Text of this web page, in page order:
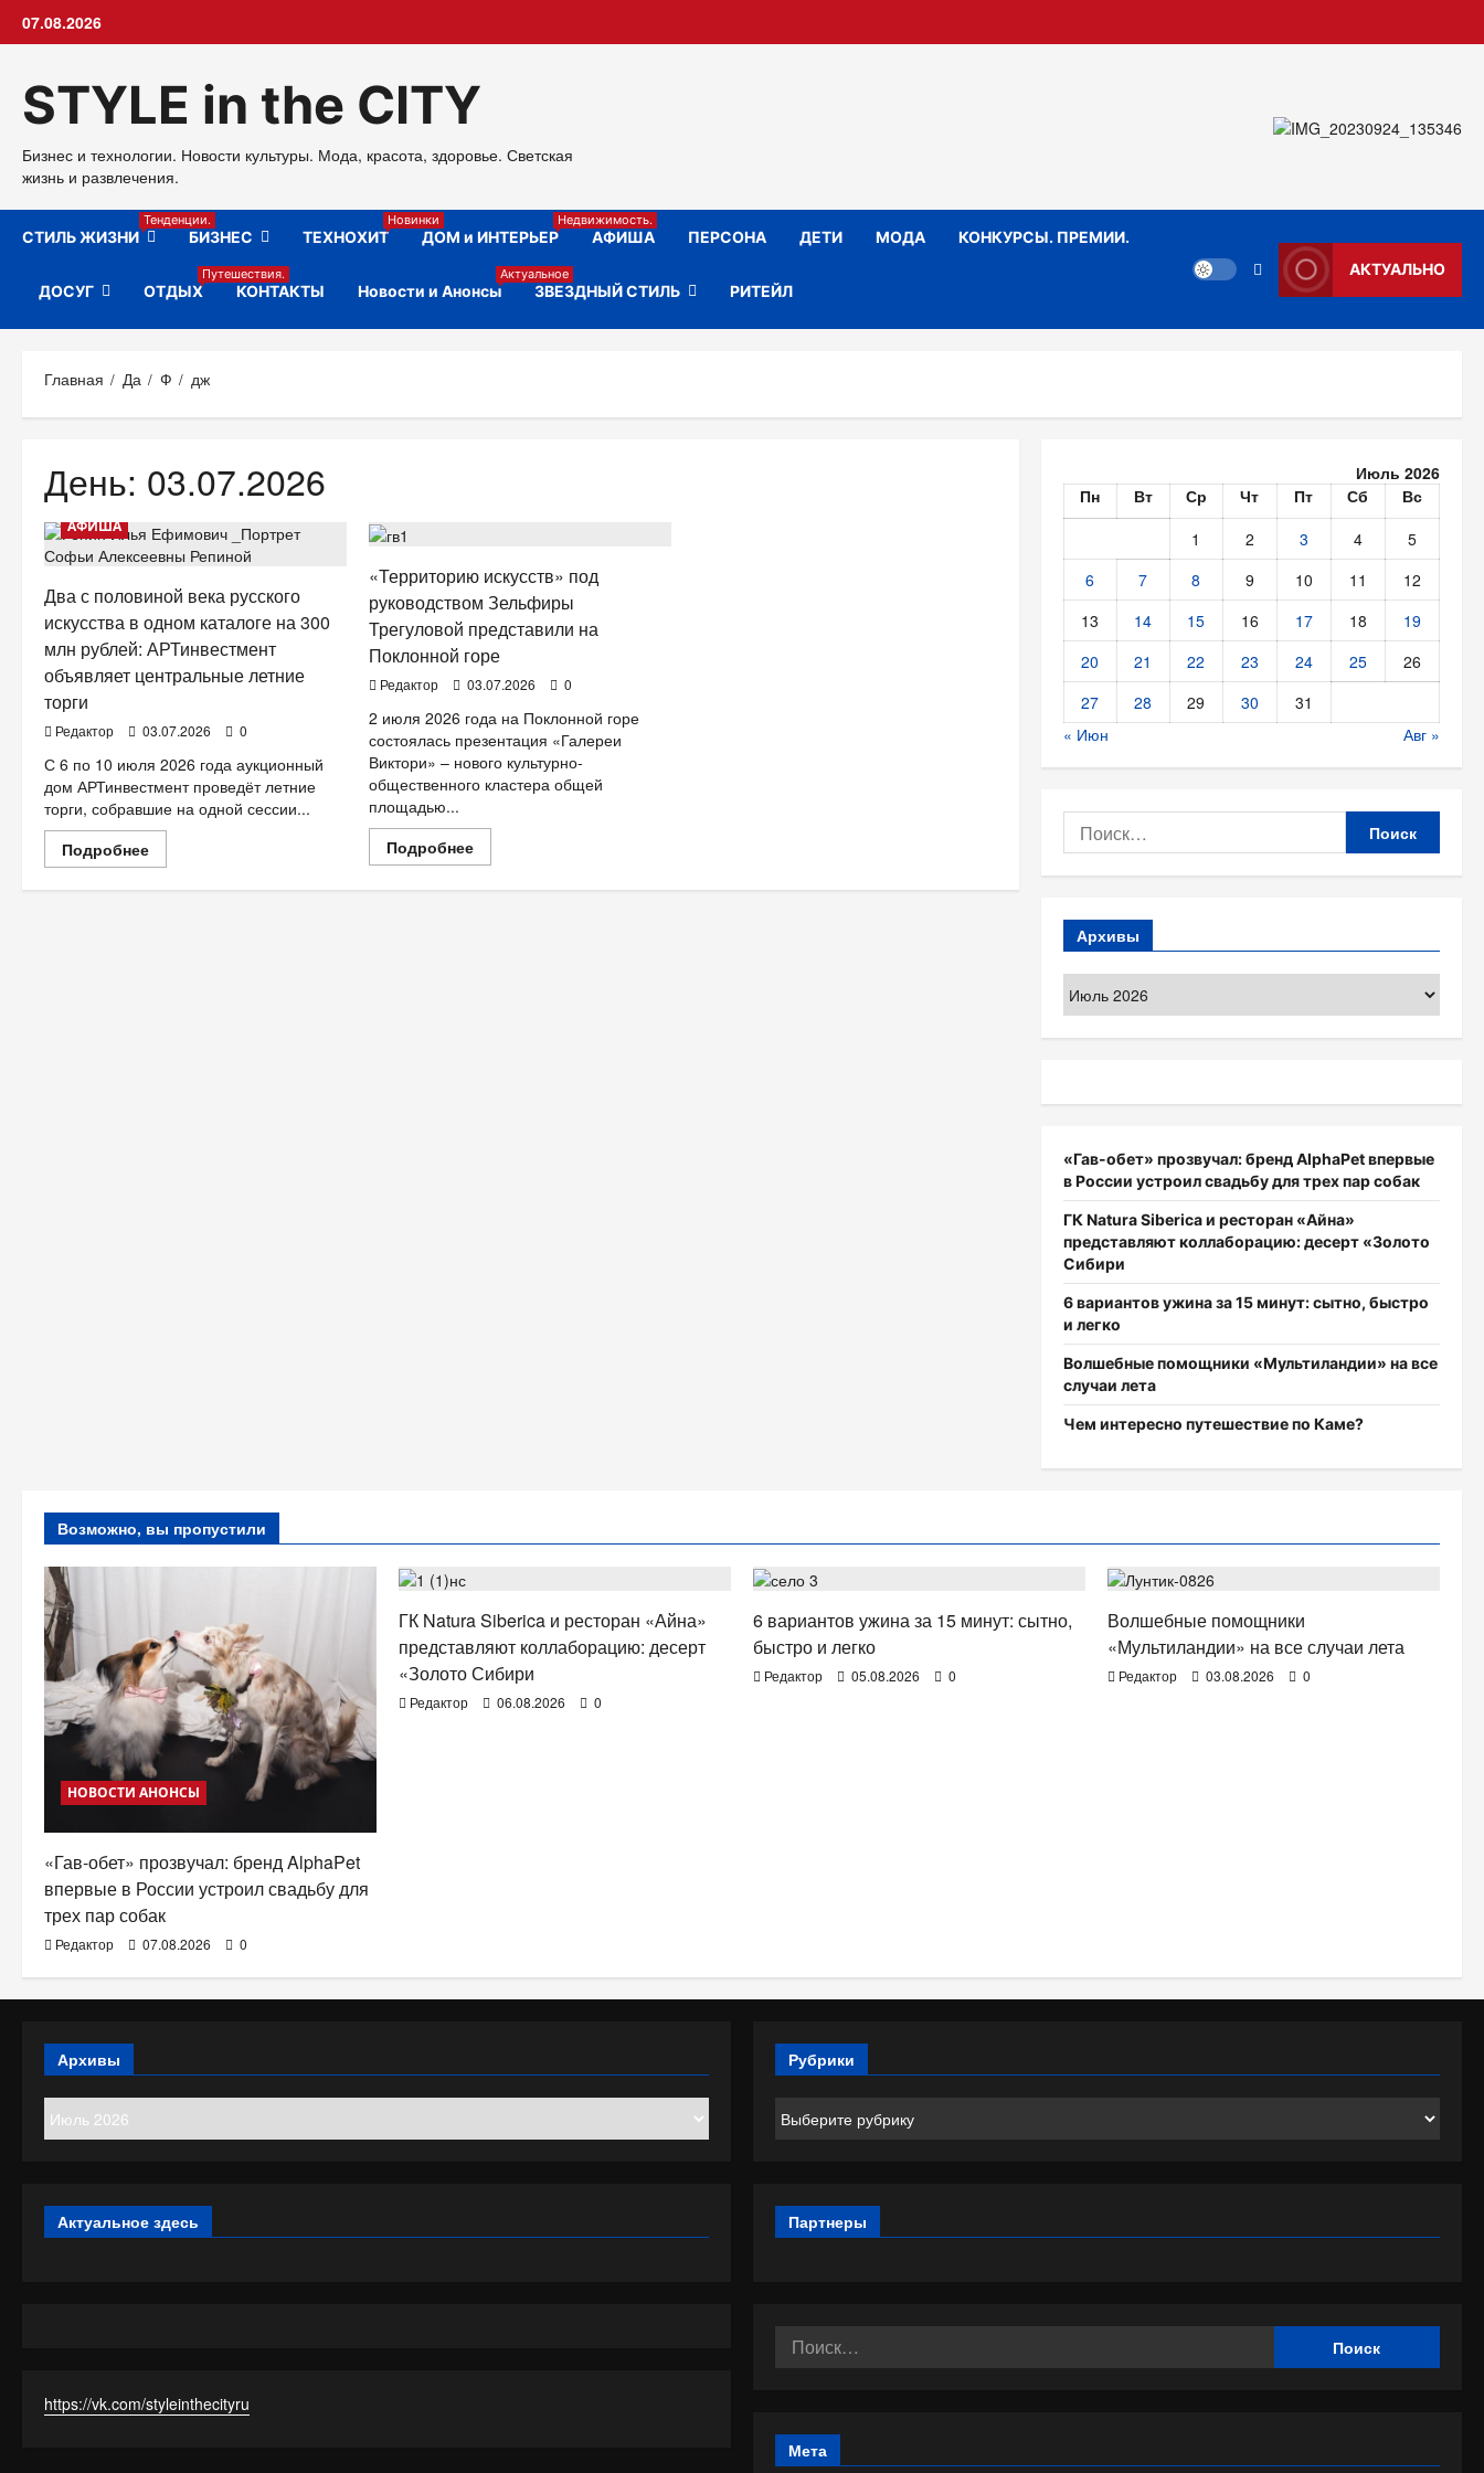
07.08.2026
STYLE in the CITY
Бизнес и технологии. Новости культуры. Мода, красота, здоровье. Светская
жизнь и развлечения.
СТИЛЬ ЖИЗНИ
Тенденции.
БИЗНЕС ТЕХНОХИТ
Новинки
ДОМ и ИНТЕРЬЕР
Недвижимость.
АФИША ПЕРСОНА ДЕТИ МОДА КОНКУРСЫ. ПРЕМИИ.
ДОСУГ ОТДЫХ
Путешествия.
КОНТАКТЫ Новости и Анонсы
Актуальное
ЗВЕЗДНЫЙ СТИЛЬ РИТЕЙЛ
АКТУАЛЬНО
Главная Да Ф дж
День: 03.07.2026
АФИША
Два с половиной века русского
искусства в одном каталоге на 300
млн рублей: АРТинвестмент
объявляет центральные летние
торги
Редактор 03.07.2026 0
С 6 по 10 июля 2026 года аукционный
дом АРТинвестмент проведёт летние
торги, собравшие на одной сессии...
ПодробнееПрочитать
больше
Два
«Территорию искусств» под
руководством Зельфиры
Трегуловой представили на
Поклонной горе
Редактор 03.07.2026 0
2 июля 2026 года на Поклонной горе
состоялась презентация «Галереи
Виктори» – нового культурно-
общественного кластера общей
площадью...
ПодробнееПрочитать
больше
«Территорию
Июль 2026
Пн
Вт Ср Чт Пт Сб
Вс
1
2 3 4
5
6
7 8 9 10 11
12
13
14 15 16 17 18
19
20
21 22 23 24 25
26
27
28 29 30
31
« Июн
Авг »
Найти:
Архивы
«Гав-обет» прозвучал: бренд AlphaPet впервые
в России устроил свадьбу для трех пар собак
ГК Natura Siberica и ресторан «Айна»
представляют коллаборацию: десерт «Золото
Сибири
6 вариантов ужина за 15 минут: сытно, быстро
и легко
Волшебные помощники «Мультиландии» на все
случаи лета
Чем интересно путешествие по Каме?
Возможно, вы пропустили
НОВОСТИ АНОНСЫ
«Гав-обет» прозвучал: бренд AlphaPet
впервые в России устроил свадьбу для
трех пар собак
Редактор 07.08.2026 0
КРАСОТА РЕСТОРАНЫ
ГК Natura Siberica и ресторан «Айна»
представляют коллаборацию: десерт
«Золото Сибири
Редактор 06.08.2026 0
ЗДОРОВЬЕ
6 вариантов ужина за 15 минут: сытно,
быстро и легко
Редактор 05.08.2026 0
ТВ. РАДИО. КИНО.
Волшебные помощники
«Мультиландии» на все случаи лета
Редактор 03.08.2026 0
Архивы
Актуальное здесь
https://vk.com/styleinthecityru
Рубрики
Партнеры
Найти:
Мета